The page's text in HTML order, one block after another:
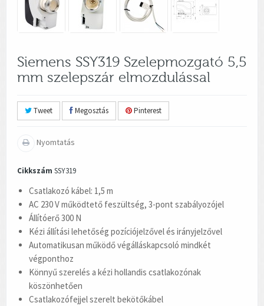
Siemens SSY319 Szelepmozgató 5,5
mm szelepszár elmozdulással
Tweet Megosztás Pinterest
Nyomtatás
Cikkszám SSY319
Csatlakozó kábel: 1,5 m
AC 230 V működtető feszültség, 3-pont szabályozójel
Állítóerő 300 N
Kézi állítási lehetőség pozíciójelzővel és irányjelzővel
Automatikusan működő végálláskapcsoló mindkét
végponthoz
Könnyű szerelés a kézi hollandis csatlakozónak
köszönhetően
Csatlakozófejjel szerelt bekötőkábel